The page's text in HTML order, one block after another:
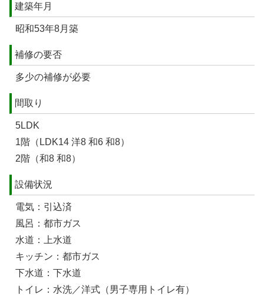
建築年月
昭和53年8月築
補修の要否
多少の補修が必要
間取り
5LDK
1階（LDK14 洋8 和6 和8）
2階（和8 和8）
設備状況
電気：引込済
風呂：都市ガス
水道：上水道
キッチン：都市ガス
下水道：下水道
トイレ：水洗／洋式（男子専用トイレ有）